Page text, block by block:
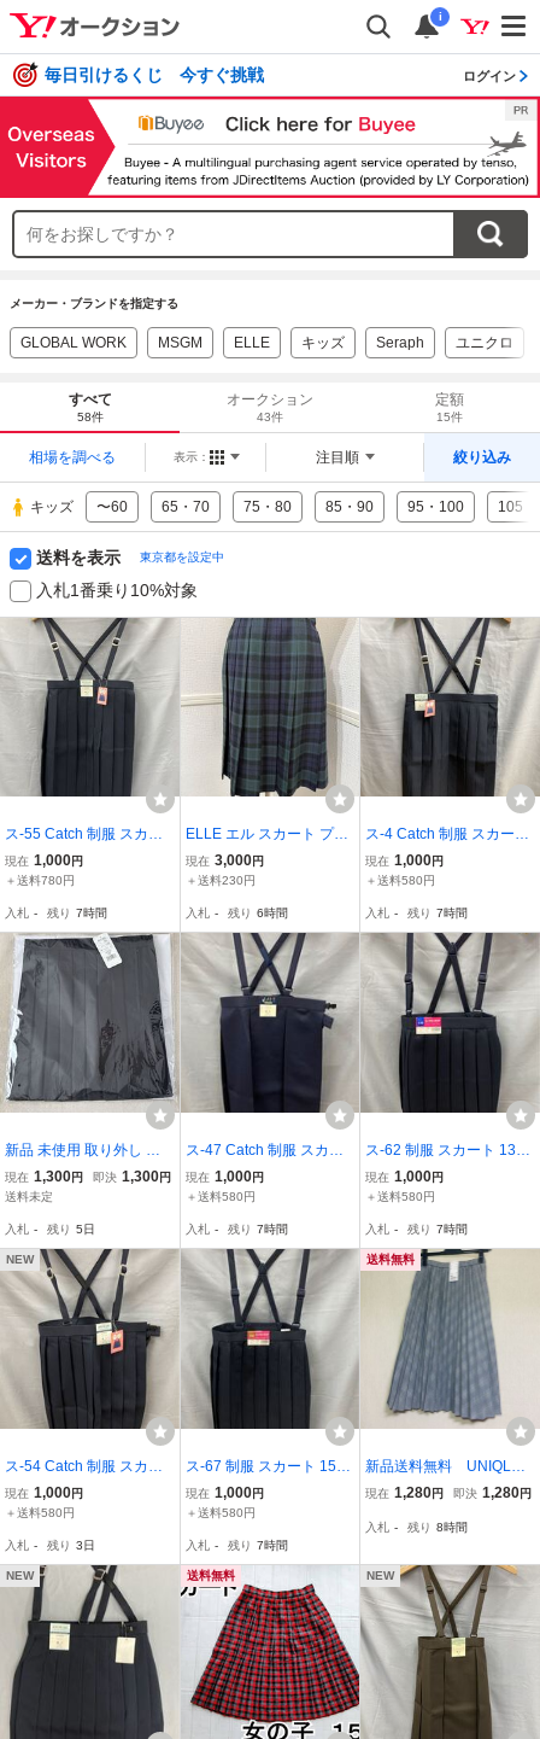
i
毎日引けるくじ 今すぐ挑戦 ログイン
メーカー・ブランドを指定する
GLOBAL WORK MSGM ELLE キッズ Seraph ユニクロ
すべて
58件
オークション
43件
定額
15件
相場を調べる 表示： 注目順 絞り込み
キッズ 〜60 65・70 75・80 85・90 95・100 105
送料を表示 東京都を設定中
入札1番乗り10%対象
ス-55 Catch 制服 スカー
ト 160 B サイズ ネイビー
紺色 スクール ユニホーム
スカート YKK ファスナー
現在 1,000円
＋送料780円
入札 - 残り 7時間
ELLE エル スカート プリ
ーツスカート プリーツ チ
ェック 制服 学生服 受験
カート ガールズ 女子 子
供服 キッズ
現在 3,000円
＋送料230円
入札 - 残り 6時間
ス-4 Catch 制服 スカート
160 B サイズ ネイビー 紺
色 スクール ユニホーム
カート YKK ファスナー
現在 1,000円
＋送料580円
入札 - 残り 7時間
新品 未使用 取り外し 長
さ調整可能 肩ひも付 プリ
ーツ スカート 紺 ネイビ
スクール フォーマル 春夏
ヒラキ 130
現在 1,300円 即決 1,300円
送料未定
入札 - 残り 5日
ス-47 Catch 制服 スカー
ト 160 A サイズ ネイビー
紺色 スクール ユニホーム
スカート YKK ファスナー
現在 1,000円
＋送料580円
入札 - 残り 7時間
ス-62 制服 スカート 130
A サイズ ネイビー 紺色 ス
クール ユニホーム 学生服
YKK ファスナー
現在 1,000円
＋送料580円
入札 - 残り 7時間
NEW
ス-54 Catch 制服 スカー
ト 140 B サイズ ネイビー
紺色 スクール ユニホーム
スカート YKK ファスナー
現在 1,000円
＋送料580円
入札 - 残り 3日
ス-67 制服 スカート 150
A サイズ ネイビー 紺色 ス
クール ユニホーム 学生服
YKK ファスナー
現在 1,000円
＋送料580円
入札 - 残り 7時間
送料無料
新品送料無料 UNIQLO
ユニクロ プリーツチェ
現在 1,280円 即決 1,280円
入札 - 残り 8時間
NEW 送料無料 NEW